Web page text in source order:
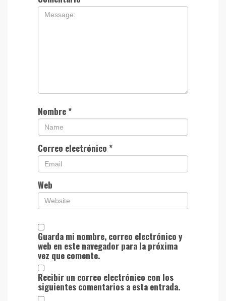
Nombre*
Correo electrónico *
Web
Guarda mi nombre, correo electrónico y
web en este navegador para la próxima
vez que comente.
Recibir un correo electrónico con los
siguientes comentarios a esta entrada.